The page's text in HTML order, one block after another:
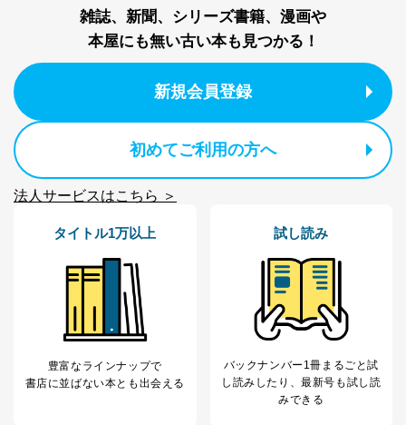
e-mail：cs@fujisan.co.jp
改訂：2025年2月20日
制定：2005年4月1日
代表取締役会長 西野 伸一郎
１．個人情報保護管理者
護管理者の責任のもと、個人情報を取得・アクセス・利
株式会社富士山マガジンサービス
代表取締役会長 西野 伸一郎
個人情報保護管理者: 経営管理グループディレクター 前
当社が取り扱う開示対象個人情報の利用目的は次のとお
雑誌、新聞、シリーズ書籍、漫画や
本屋にも無い古い本も見つかる！
新規会員登録
初めてご利用の方へ
法人サービスはこちら ＞
タイトル1万以上
豊富なラインナップで
書店に並ばない本とも出会える
試し読み
バックナンバー1冊まるごと試
し読み したり、最新号も試し読
みできる